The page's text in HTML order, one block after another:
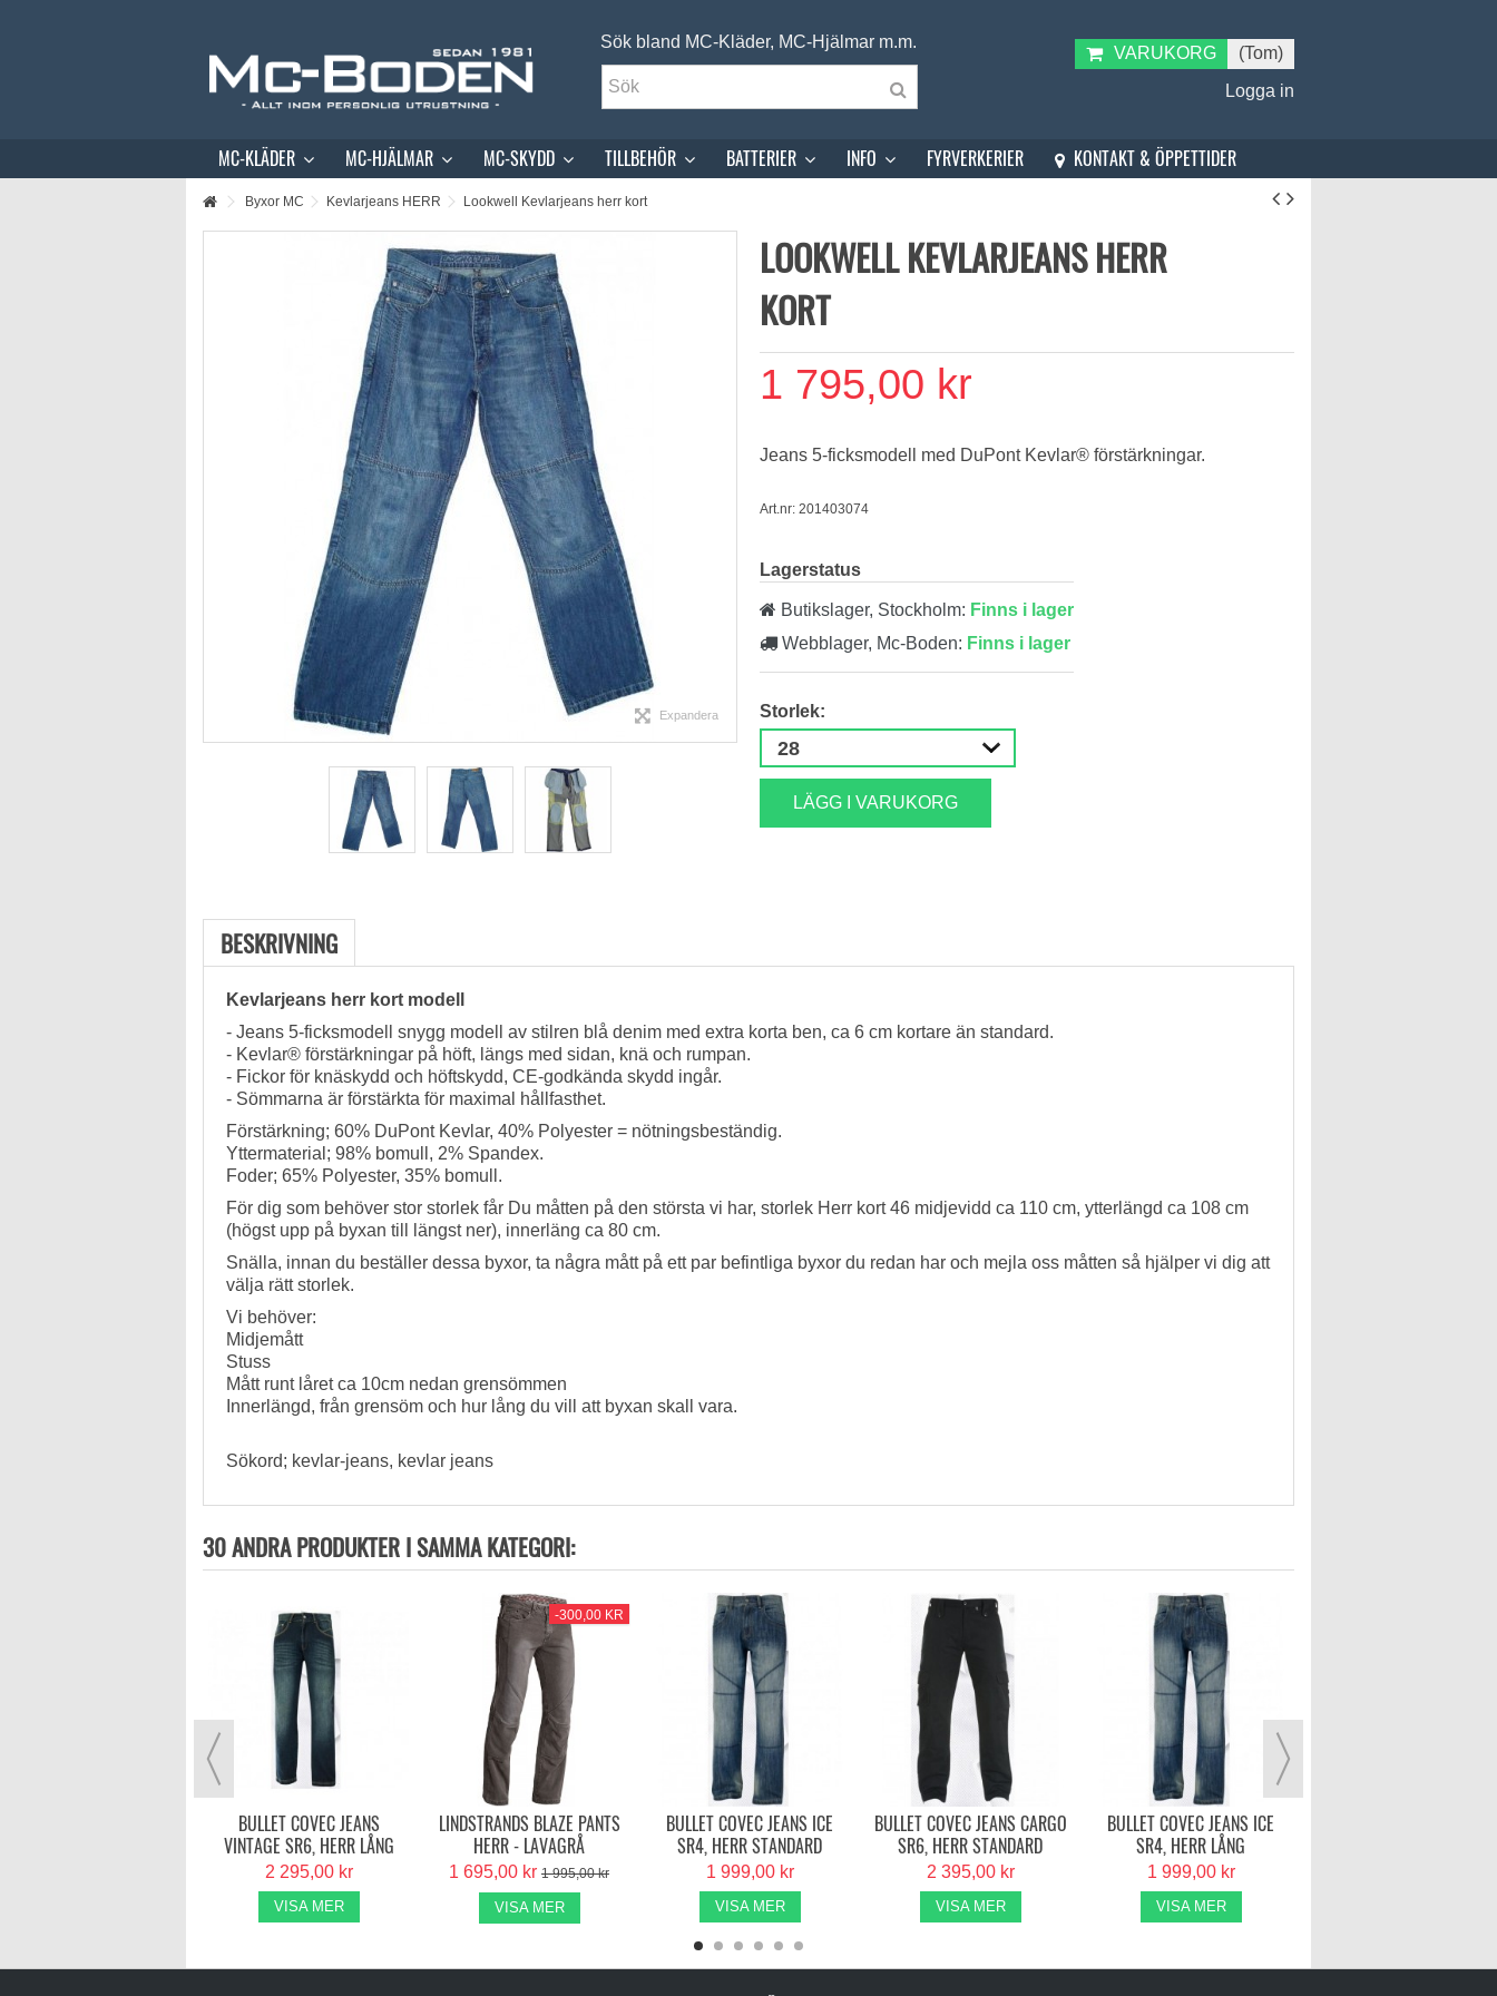
Sök bland MC-Kläder, MC-Hjälmar m.m.
VARUKORG
(Tom)
Logga in
MC-KLÄDER MC-HJÄLMAR MC-SKYDD TILLBEHÖR BATTERIER INFO FYRVERKERIER KONTAKT & ÖPPETTIDER
Byxor MC Kevlarjeans HERR Lookwell Kevlarjeans herr kort
Expandera
LOOKWELL KEVLARJEANS HERR
KORT
1 795,00 kr
Jeans 5-ficksmodell med DuPont Kevlar® förstärkningar.
Art.nr: 201403074
Lagerstatus
Butikslager, Stockholm: Finns i lager
Webblager, Mc-Boden: Finns i lager
Storlek:
LÄGG I VARUKORG
BESKRIVNING
Kevlarjeans herr kort modell
- Jeans 5-ficksmodell snygg modell av stilren blå denim med extra korta ben, ca 6 cm kortare än standard.
- Kevlar® förstärkningar på höft, längs med sidan, knä och rumpan.
- Fickor för knäskydd och höftskydd, CE-godkända skydd ingår.
- Sömmarna är förstärkta för maximal hållfasthet.
Förstärkning; 60% DuPont Kevlar, 40% Polyester = nötningsbeständig.
Yttermaterial; 98% bomull, 2% Spandex.
Foder; 65% Polyester, 35% bomull.
För dig som behöver stor storlek får Du måtten på den största vi har, storlek Herr kort 46 midjevidd ca 110 cm, ytterlängd ca 108 cm
(högst upp på byxan till längst ner), innerläng ca 80 cm.
Snälla, innan du beställer dessa byxor, ta några mått på ett par befintliga byxor du redan har och mejla oss måtten så hjälper vi dig att
välja rätt storlek.
Vi behöver:
Midjemått
Stuss
Mått runt låret ca 10cm nedan grensömmen
Innerlängd, från grensöm och hur lång du vill att byxan skall vara.
Sökord; kevlar-jeans, kevlar jeans
30 ANDRA PRODUKTER I SAMMA KATEGORI:
BULLET COVEC JEANS
VINTAGE SR6, HERR LÅNG
2 295,00 kr
VISA MER
-300,00 KR
LINDSTRANDS BLAZE PANTS
HERR - LAVAGRÅ
1 695,00 kr 1 995,00 kr
VISA MER
BULLET COVEC JEANS ICE
SR4, HERR STANDARD
1 999,00 kr
VISA MER
BULLET COVEC JEANS CARGO
SR6, HERR STANDARD
2 395,00 kr
VISA MER
BULLET COVEC JEANS ICE
SR4, HERR LÅNG
1 999,00 kr
VISA MER